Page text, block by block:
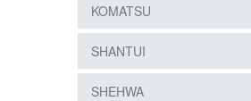
KOMATSU
SHANTUI
SHEHWA